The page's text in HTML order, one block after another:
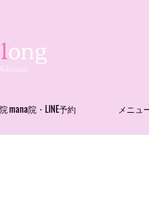
mana院・LINE予約 メニュ